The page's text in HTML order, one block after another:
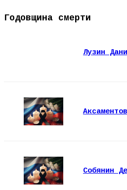
Годовщина смерти
Лузин
Собянин